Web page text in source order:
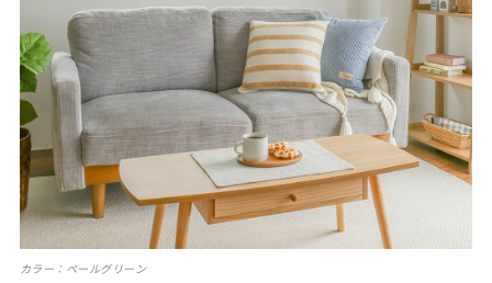
カラー：ペールグリーン